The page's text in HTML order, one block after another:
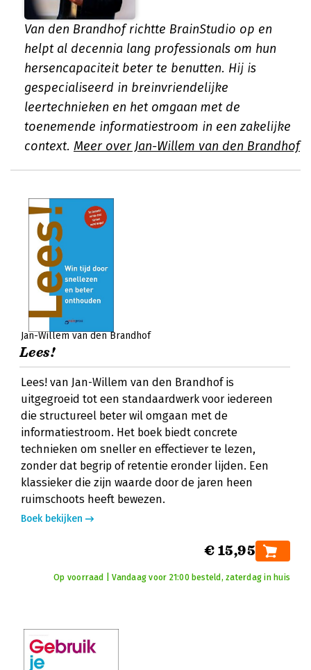
Van den Brandhof richtte BrainStudio op en
helpt al decennia lang professionals om hun
hersencapaciteit beter te benutten. Hij is
gespecialiseerd in breinvriendelijke
leertechnieken en het omgaan met de
toenemende informatiestroom in een zakelijke
context. Meer over Jan-Willem van den Brandhof
Jan-Willem van den Brandhof
Lees!
Lees! van Jan-Willem van den Brandhof is
uitgegroeid tot een standaardwerk voor iedereen
die structureel beter wil omgaan met de
informatiestroom. Het boek biedt concrete
technieken om sneller en effectiever te lezen,
zonder dat begrip of retentie eronder lijden. Een
klassieker die zijn waarde door de jaren heen
ruimschoots heeft bewezen.
Boek bekijken
€ 15,95
Op voorraad | Vandaag voor 21:00 besteld, zaterdag in huis